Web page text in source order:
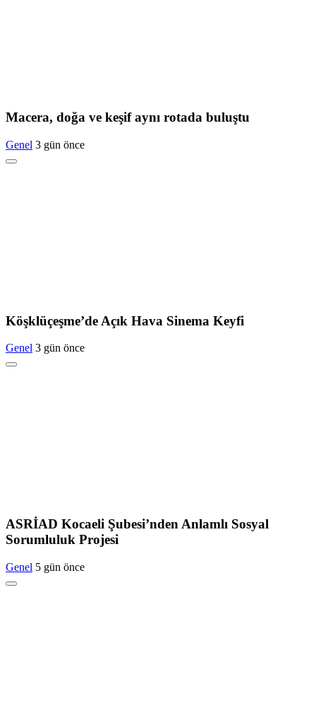
Macera, doğa ve keşif aynı rotada buluştu
Genel 3 gün önce
Köşklüçeşme’de Açık Hava Sinema Keyfi
Genel 3 gün önce
ASRİAD Kocaeli Şubesi’nden Anlamlı Sosyal
Sorumluluk Projesi
Genel 5 gün önce